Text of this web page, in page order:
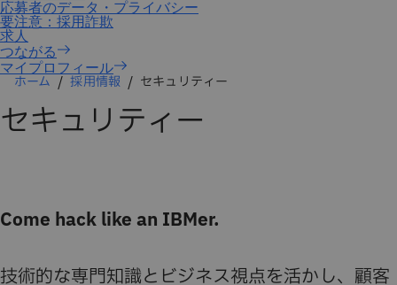
マイプロフィール
ホーム 採用情報 セキュリティー
セキュリティー
Come hack like an IBMer.
技術的な専門知識とビジネス視点を活かし、顧客